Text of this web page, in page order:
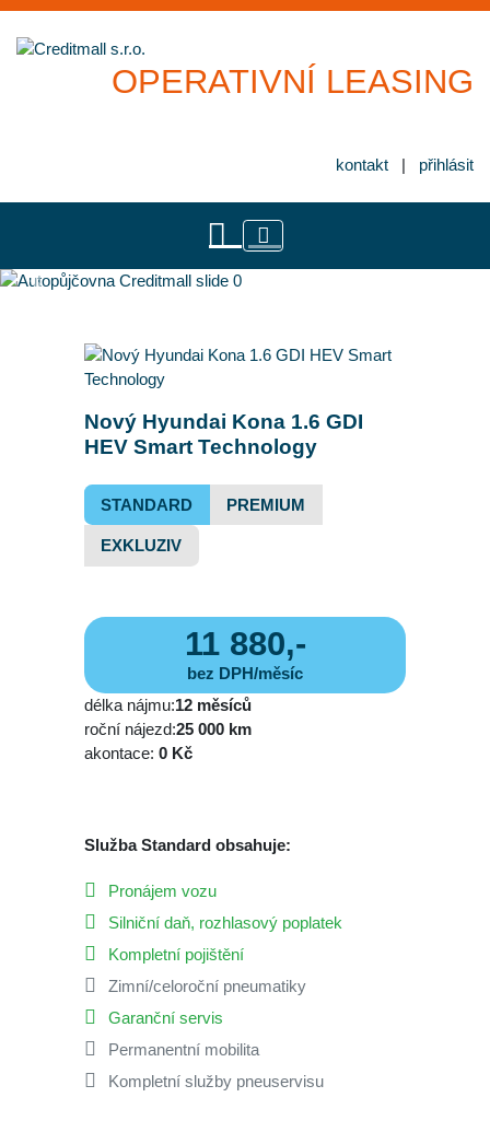
OPERATIVNÍ LEASING
kontakt | přihlásit
Previous
Nový Hyundai Kona 1.6 GDI
HEV Smart Technology
STANDARD PREMIUM
EXKLUZIV
11 880,-
bez DPH/měsíc
délka nájmu:12 měsíců
roční nájezd:25 000 km
akontace: 0 Kč
Služba Standard obsahuje:
Pronájem vozu
Silniční daň, rozhlasový poplatek
Kompletní pojištění
Zimní/celoroční pneumatiky
Garanční servis
Permanentní mobilita
Kompletní služby pneuservisu